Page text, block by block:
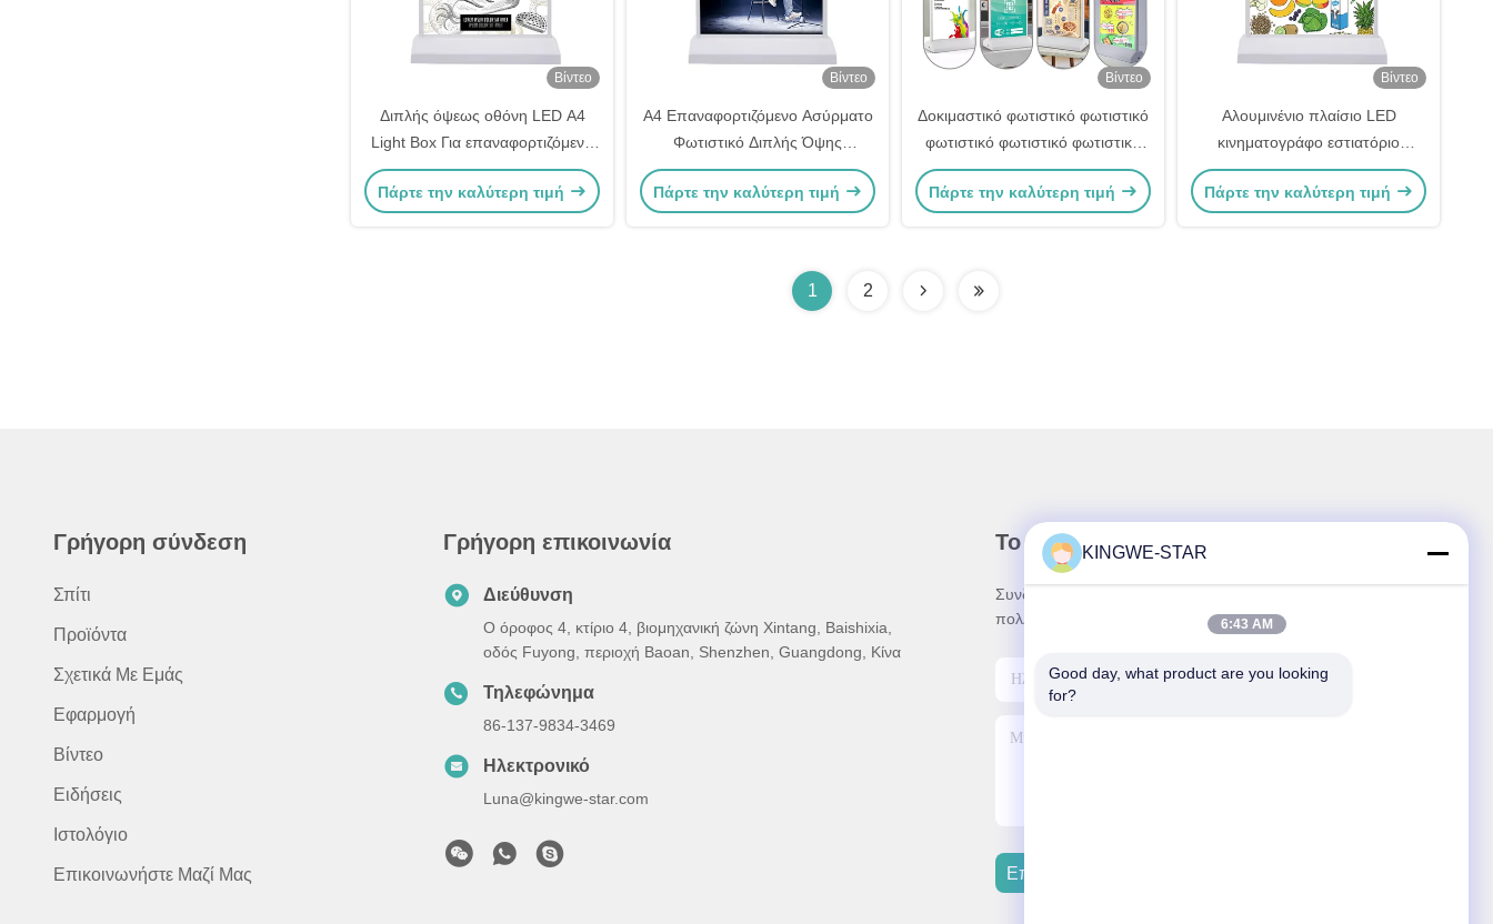
Βίντεο
Διπλής όψεως οθόνη LED A4
Light Box Για επαναφορτιζόμενο
φωτεινό κουτί
Πάρτε την καλύτερη τιμή
Βίντεο
A4 Επαναφορτιζόμενο Ασύρματο
Φωτιστικό Διπλής Όψης
Διαφήμισης 5V 2A
Πάρτε την καλύτερη τιμή
Βίντεο
Δοκιμαστικό φωτιστικό φωτιστικό
φωτιστικό φωτιστικό φωτιστικό
φωτιστικό φωτιστικό φωτιστικό
Πάρτε την καλύτερη τιμή
Βίντεο
Αλουμινένιο πλαίσιο LED
κινηματογράφο εστιατόριο
μαγνητικό υπεραπλούστερο
φωτεινό κουτί
Πάρτε την καλύτερη τιμή
1 2
Γρήγορη σύνδεση
Σπίτι
Προϊόντα
Σχετικά Με Εμάς
Εφαρμογή
Βίντεο
Ειδήσεις
Ιστολόγιο
Επικοινωνήστε Μαζί Μας
Γρήγορη επικοινωνία
Διεύθυνση
Ο όροφος 4, κτίριο 4, βιομηχανική ζώνη Xintang, Baishixia,
οδός Fuyong, περιοχή Baoan, Shenzhen, Guangdong, Κίνα
Τηλεφώνημα
86-137-9834-3469
Ηλεκτρονικό
Luna@kingwe-star.com
Το Δελτίο Ενημέρωσης
Συνδρομηθείτε στο ενημερωτικό μας δελτίο για εκπτώσεις και
πολλά άλλα.
Επικοινωνήστε Μαζί Μας
KINGWE-STAR
6:43 AM
Good day, what product are you looking
for?